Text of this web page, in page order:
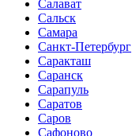
Салават
Сальск
Самара
Санкт-Петербург
Саракташ
Саранск
Сарапуль
Саратов
Саров
Сафоново